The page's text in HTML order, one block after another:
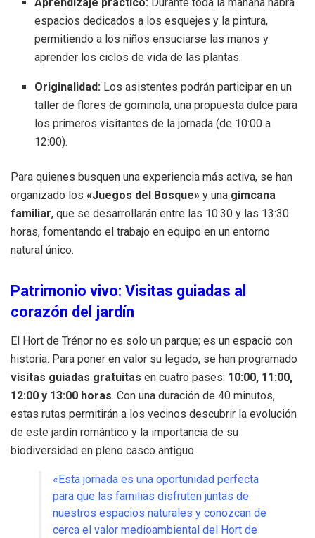
espacios dedicados a los esquejes y la pintura,
permitiendo a los niños ensuciarse las manos y
aprender los ciclos de vida de las plantas.
Originalidad: Los asistentes podrán participar en un
taller de flores de gominola, una propuesta dulce para
los primeros visitantes de la jornada (de 10:00 a
12:00).
Para quienes busquen una experiencia más activa, se han
organizado los «Juegos del Bosque» y una gimcana
familiar, que se desarrollarán entre las 10:30 y las 13:30
horas, fomentando el trabajo en equipo en un entorno
natural único.
Patrimonio vivo: Visitas guiadas al
corazón del jardín
El Hort de Trénor no es solo un parque; es un espacio con
historia. Para poner en valor su legado, se han programado
visitas guiadas gratuitas en cuatro pases: 10:00, 11:00,
12:00 y 13:00 horas. Con una duración de 40 minutos,
estas rutas permitirán a los vecinos descubrir la evolución
de este jardín romántico y la importancia de su
biodiversidad en pleno casco antiguo.
«Esta jornada es una oportunidad perfecta
para que las familias disfruten juntas de
nuestros espacios naturales y conozcan de
cerca el valor medioambiental del Hort de